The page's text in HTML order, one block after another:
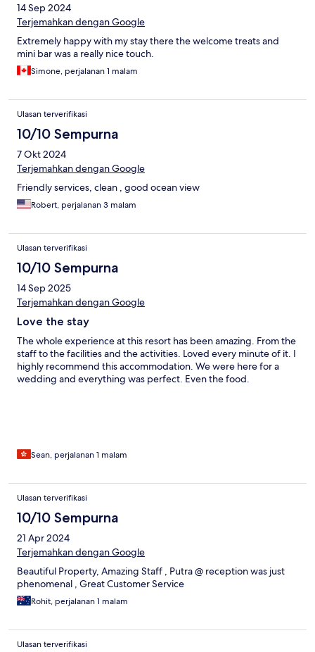
14 Sep 2024
Terjemahkan dengan Google
Extremely happy with my stay there the welcome treats and
mini bar was a really nice touch.
Simone, perjalanan 1 malam
Ulasan terverifikasi
10/10 Sempurna
7 Okt 2024
Terjemahkan dengan Google
Friendly services, clean , good ocean view
Robert, perjalanan 3 malam
Ulasan terverifikasi
10/10 Sempurna
14 Sep 2025
Terjemahkan dengan Google
Love the stay
The whole experience at this resort has been amazing. From the
staff to the facilities and the activities. Loved every minute of it. I
highly recommend this accommodation. We were here for a
wedding and everything was perfect. Even the food.
Sean, perjalanan 1 malam
Ulasan terverifikasi
10/10 Sempurna
21 Apr 2024
Terjemahkan dengan Google
Beautiful Property, Amazing Staff , Putra @ reception was just
phenomenal , Great Customer Service
Rohit, perjalanan 1 malam
Ulasan terverifikasi